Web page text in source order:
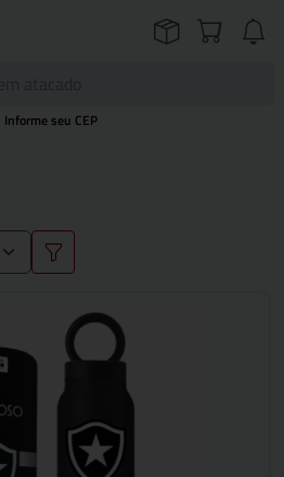
Informe seu CEP